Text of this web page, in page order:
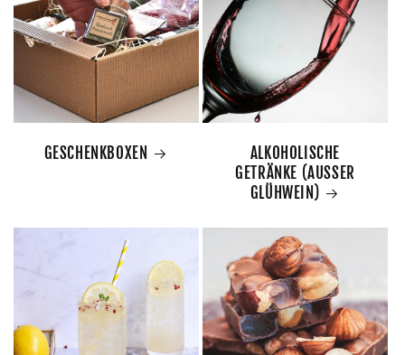
GESCHENKBOXEN
ALKOHOLISCHE
GETRÄNKE (AUSSER
GLÜHWEIN)